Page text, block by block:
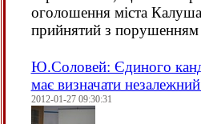
оголошення міста
прийнятий з порушенням
Ю.Соловей: Єдиного
має визначати
2012-01-27 09:30:31